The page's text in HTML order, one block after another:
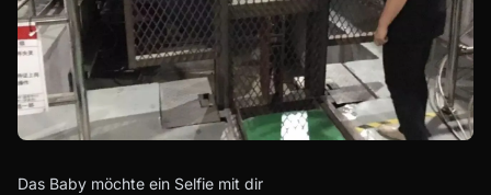
Das Baby möchte ein Selfie mit dir